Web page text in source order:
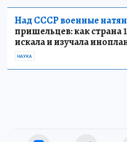
Над СССР военные
пришельцев: как страна
искала и изучала
НАУКА